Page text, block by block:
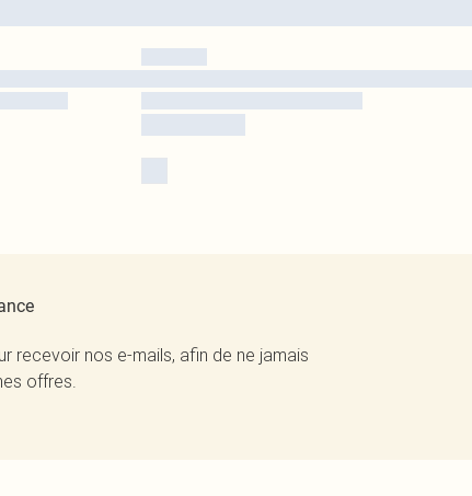
recevoir nos e-mails, afin de ne jamais
offres.